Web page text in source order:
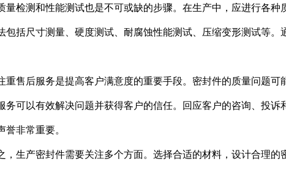
量检测和性能测试也是不可或缺的步骤。在生产中，应进行各
包括尺寸测量、硬度测试、耐腐蚀性能测试、压缩变形测试等
重售后服务是提高客户满意度的重要手段。密封件的质量问题
务可以有效解决问题并获得客户的信任。回应客户的咨询、投
誉非常重要。
，生产密封件需要关注多个方面。选择合适的材料，设计合理